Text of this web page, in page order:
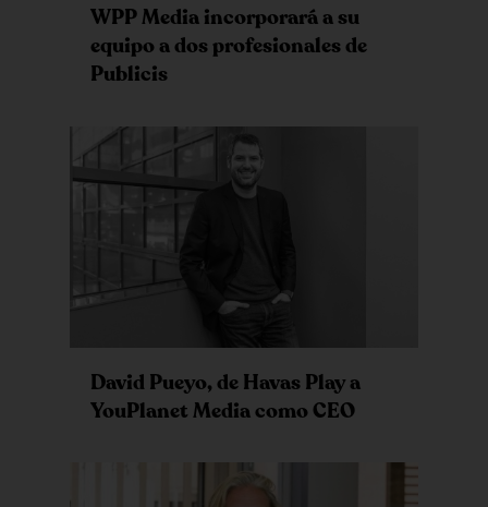
WPP Media incorporará a su
equipo a dos profesionales de
Publicis
David Pueyo, de Havas Play a
YouPlanet Media como CEO